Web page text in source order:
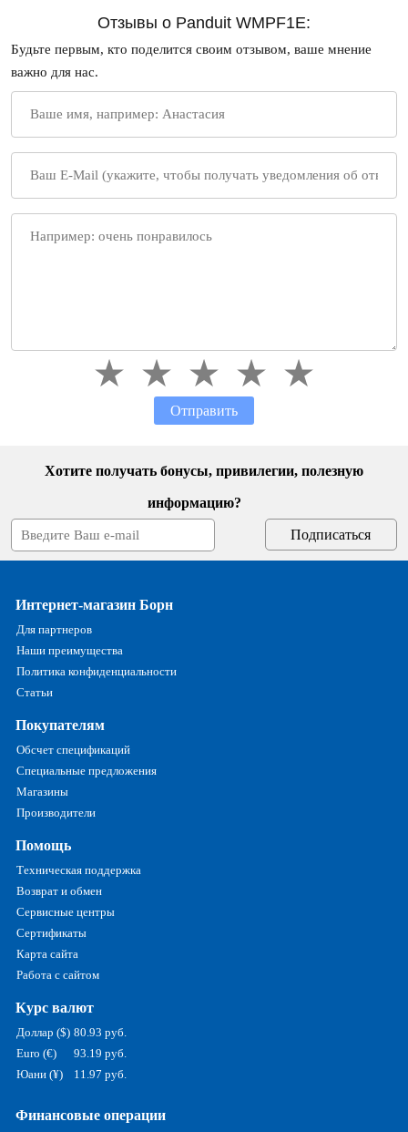
Отзывы о Panduit WMPF1E:
Будьте первым, кто поделится своим отзывом, ваше мнение
важно для нас.
Отправить
Хотите получать бонусы, привилегии, полезную
информацию?
Интернет-магазин Борн
Для партнеров
Наши преимущества
Политика конфиденциальности
Статьи
Покупателям
Обсчет спецификаций
Специальные предложения
Магазины
Производители
Помощь
Техническая поддержка
Возврат и обмен
Сервисные центры
Сертификаты
Карта сайта
Работа с сайтом
Курс валют
Доллар ($) 80.93 руб.
Euro (€)
93.19 руб.
Юани (¥)
11.97 руб.
Финансовые операции